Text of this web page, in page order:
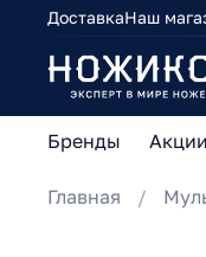
ДоставкаНаш
Бренды Акции
Главная